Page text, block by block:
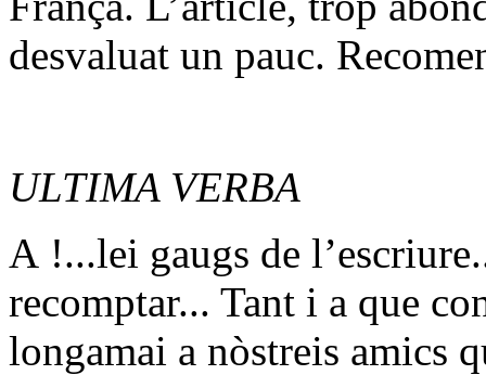
desvaluat un pauc.
ULTIMA VERBA
A !...lei gaugs de
recomptar... Tant i a que
longamai a nòstreis amics